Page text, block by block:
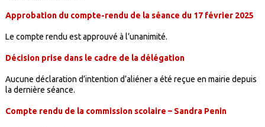
Approbation du compte-rendu de la séance du 17 février 2025
Le compte rendu est approuvé à l’unanimité.
Décision prise dans le cadre de la délégation
Aucune déclaration d’intention d’aliéner a été reçue en mairie depuis
la dernière séance.
Compte rendu de la commission scolaire – Sandra Penin